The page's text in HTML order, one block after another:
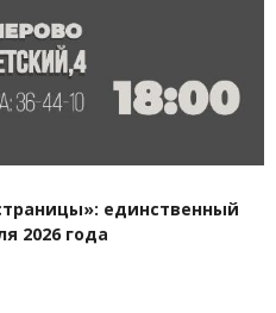
единственный
2026 года